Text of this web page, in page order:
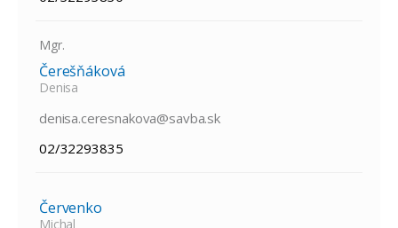
Mgr.
Čerešňáková
Denisa
denisa.ceresnakova@savba.sk
02/32293835
Červenko
Michal